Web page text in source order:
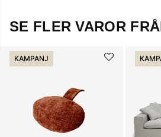
SE FLER VAROR
KAMPANJ